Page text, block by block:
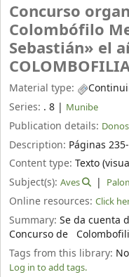
Concurso
Colombófilo
Sebastián» el
Material type:
Series: . 8 | Munibe
Publication details:
Description: Páginas
Content type: Texto
Subject(s): Aves
Online resources: Click
Summary: Se da cuenta
Concurso de
Tags from this library:
Log in to add tags.